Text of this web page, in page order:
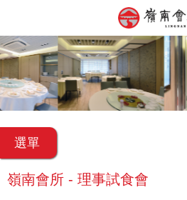
選單
嶺南會所 - 理事試食會